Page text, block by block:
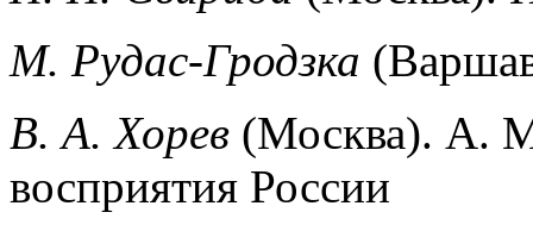
М. Рудас-Гродзка
В. А. Хорев (Москва). А.
вос­приятия России